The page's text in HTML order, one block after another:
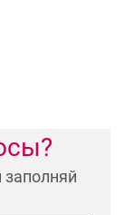
заполняй